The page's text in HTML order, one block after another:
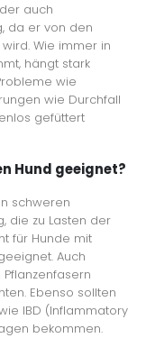
auch
da er von den
Wie immer in
hängt stark
wie
wie Durchfall
gefüttert
Hund geeignet?
schweren
die zu Lasten der
für Hunde mit
Auch
Ebenso sollten
IBD (Inflammatory
bekommen.